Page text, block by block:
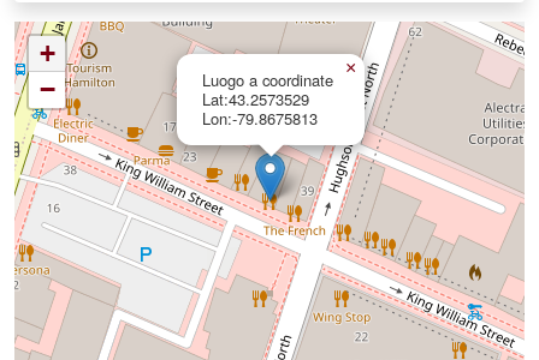
Luogo a coordinate
Lat:43.2573529
Lon:-79.8675813
×
+
−